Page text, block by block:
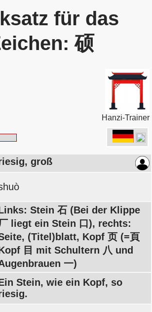
für das
硕
Hanzi-Trainer
groß
Stein 石 (Bei der Klippe
liegt ein Stein 口), rechts:
(Titel)blatt, Kopf 页 (=頁
目 mit Schultern 八 und
一)
Stein, wie ein Kopf, so